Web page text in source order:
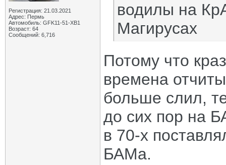
Регистрация: 21.03.2021
Адрес: Пермь
Автомобиль: GFK11-51-ХВ1
Возраст: 64
Сообщений: 6,716
водилы на
Магирусах
Потому что
времена
больше слил,
до сих пор на
в 70-х
БАМа.